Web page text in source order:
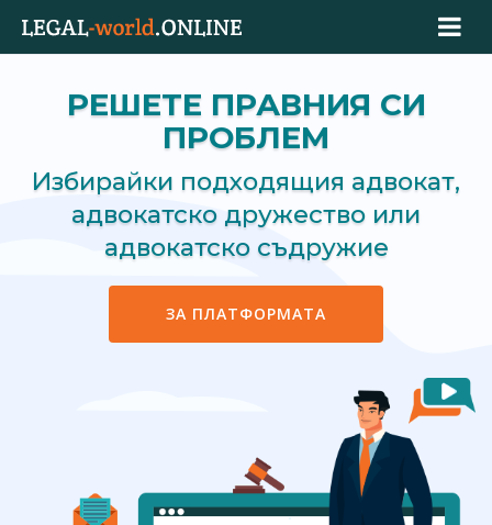
РЕШЕТЕ ПРАВНИЯ СИ
ПРОБЛЕМ
Избирайки подходящия адвокат,
адвокатско дружество или
адвокатско съдружие
ЗА ПЛАТФОРМАТА